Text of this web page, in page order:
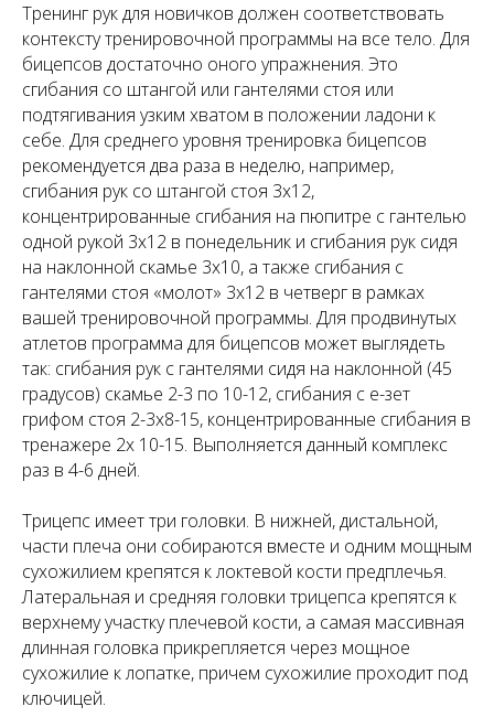
Тренинг рук для новичков должен соответствовать
контексту тренировочной программы на все тело. Для
бицепсов достаточно оного упражнения. Это
сгибания со штангой или гантелями стоя или
подтягивания узким хватом в положении ладони к
себе. Для среднего уровня тренировка бицепсов
рекомендуется два раза в неделю, например,
сгибания рук со штангой стоя 3х12,
концентрированные сгибания на пюпитре с гантелью
одной рукой 3х12 в понедельник и сгибания рук сидя
на наклонной скамье 3х10, а также сгибания с
гантелями стоя «молот» 3х12 в четверг в рамках
вашей тренировочной программы. Для продвинутых
атлетов программа для бицепсов может выглядеть
так: сгибания рук с гантелями сидя на наклонной (45
градусов) скамье 2-3 по 10-12, сгибания с е-зет
грифом стоя 2-3х8-15, концентрированные сгибания в
тренажере 2х 10-15. Выполняется данный комплекс
раз в 4-6 дней.
Трицепс имеет три головки. В нижней, дистальной,
части плеча они собираются вместе и одним мощным
сухожилием крепятся к локтевой кости предплечья.
Латеральная и средняя головки трицепса крепятся к
верхнему участку плечевой кости, а самая массивная
длинная головка прикрепляется через мощное
сухожилие к лопатке, причем сухожилие проходит под
ключицей.